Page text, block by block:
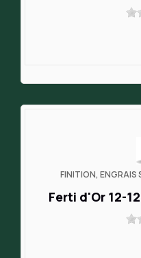
FINITION, ENGRAIS
Ferti d'Or 12-